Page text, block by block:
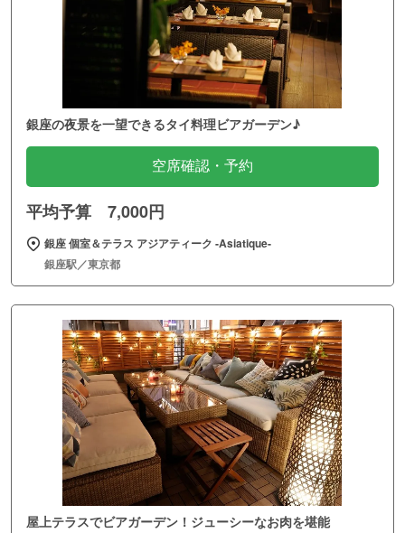
銀座の夜景を一望できるタイ料理ビアガーデン♪
空席確認・予約
平均予算 7,000円
銀座 個室＆テラス アジアティーク ‐Asiatique‐
銀座駅／東京都
屋上テラスでビアガーデン！ジューシーなお肉を堪能